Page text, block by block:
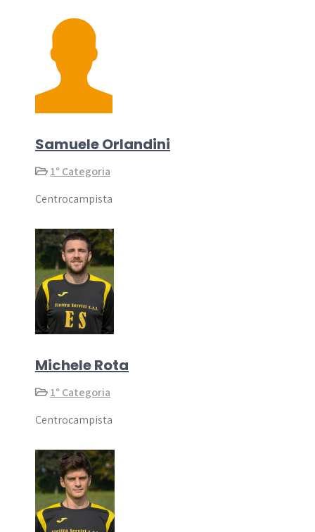
Samuele Orlandini
1° Categoria
Centrocampista
Michele Rota
1° Categoria
Centrocampista